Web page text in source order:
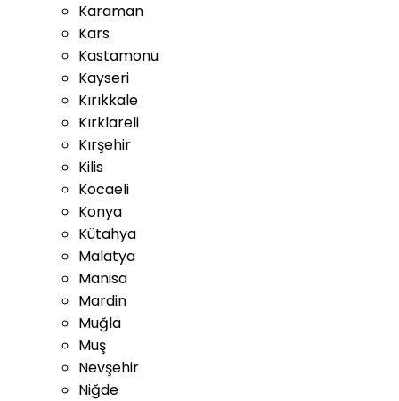
Karaman
Kars
Kastamonu
Kayseri
Kırıkkale
Kırklareli
Kırşehir
Kilis
Kocaeli
Konya
Kütahya
Malatya
Manisa
Mardin
Muğla
Muş
Nevşehir
Niğde